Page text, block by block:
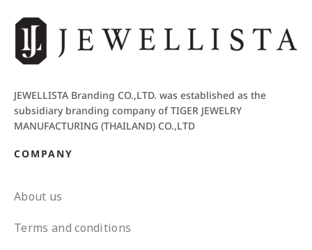
JEWELLISTA Branding CO.,LTD. was established as the
subsidiary branding company of TIGER JEWELRY
MANUFACTURING (THAILAND) CO.,LTD
COMPANY
About us
Terms and conditions